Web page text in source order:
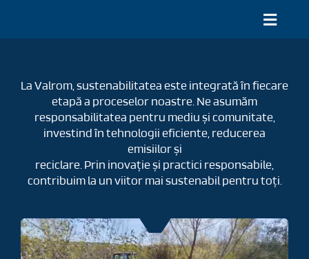
conținut
Proiecte
Documentație și instrumente online
Produse
RO
La Valrom, sustenabilitatea este integrată în fiecare
etapă a proceselor noastre. Ne asumăm
responsabilitatea pentru mediu și comunitate,
investind în tehnologii eficiente, reducerea
emisiilor și
reciclare. Prin inovație și practici responsabile,
contribuim la un viitor mai sustenabil pentru toți.